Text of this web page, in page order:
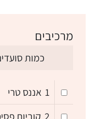
מרכיבים
כמות
1 אננס טרי
2 קוביות